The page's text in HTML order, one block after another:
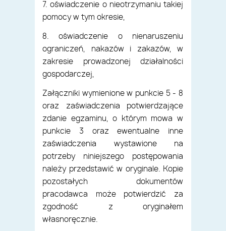
7. oświadczenie o nieotrzymaniu takiej
pomocy w tym okresie,
8. oświadczenie o nienaruszeniu
ograniczeń, nakazów i zakazów, w
zakresie prowadzonej działalności
gospodarczej,
Załączniki wymienione w punkcie 5 - 8
oraz zaświadczenia potwierdzające
zdanie egzaminu, o którym mowa w
punkcie 3 oraz ewentualne inne
zaświadczenia wystawione na
potrzeby niniejszego postępowania
należy przedstawić w oryginale. Kopie
pozostałych dokumentów
pracodawca może potwierdzić za
zgodność z oryginałem
własnoręcznie.